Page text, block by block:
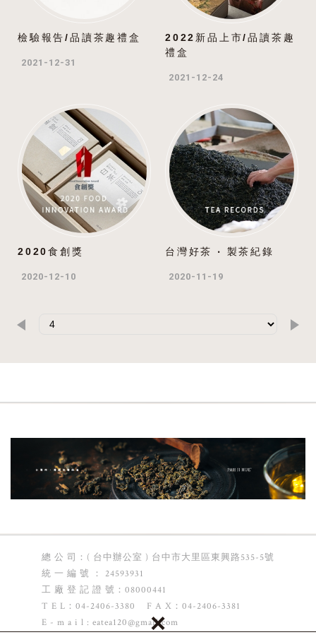
×
檢驗報告/品讀茶趣禮盒
2021-12-31
2022新品上市/品讀茶趣
禮盒
2021-12-24
2020食創獎
2020-12-10
台灣好茶 ‧ 製茶紀錄
2020-11-19
總 公 司：( 台中辦公室 ) 台中市大里區東興路535-5號
統 一 編 號 ： 24593931
工 廠 登 記 證 號：08000441
T E L：04-2406-3380 F A X：04-2406-3381
E - m a i l : eatea120@gmail.com